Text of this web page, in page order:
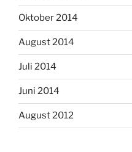
Oktober 2014
August 2014
Juli 2014
Juni 2014
August 2012